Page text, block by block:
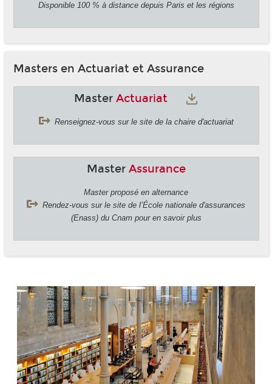
Disponible 100 % à distance depuis Paris et les régions
Masters en Actuariat et Assurance
Master Actuariat
Renseignez-vous sur le site de la chaire d'actuariat
Master Assurance
Master proposé en alternance
Rendez-vous sur le site de l’École nationale d'assurances
(Enass) du Cnam pour en savoir plus